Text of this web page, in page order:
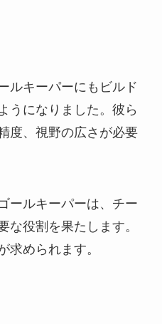
ルキーパーにもビルド
うになりました。彼ら
度、視野の広さが必要
ールキーパーは、チー
な役割を果たします。
求められます。